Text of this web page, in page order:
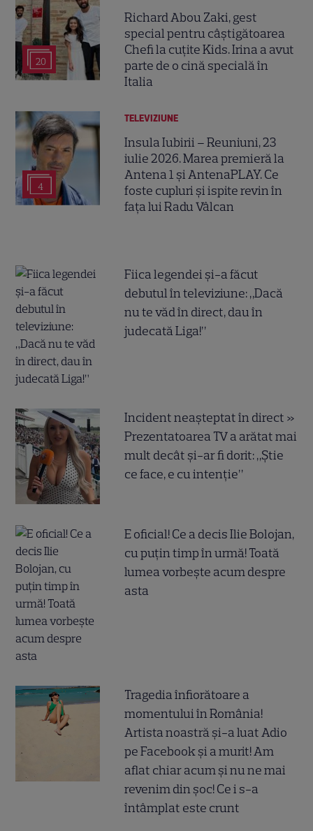
20
Richard Abou Zaki, gest
special pentru câștigătoarea
Chefi la cuțite Kids. Irina a avut
parte de o cină specială în
Italia
4
TELEVIZIUNE
Insula Iubirii – Reuniuni, 23
iulie 2026. Marea premieră la
Antena 1 și AntenaPLAY. Ce
foste cupluri și ispite revin în
fața lui Radu Vâlcan
Fiica legendei și-a făcut
debutul în televiziune: „Dacă
nu te văd în direct, dau în
judecată Liga!”
Incident neașteptat în direct »
Prezentatoarea TV a arătat mai
mult decât și-ar fi dorit: „Știe
ce face, e cu intenție”
E oficial! Ce a decis Ilie Bolojan,
cu puțin timp în urmă! Toată
lumea vorbește acum despre
asta
Tragedia înfiorătoare a
momentului în România!
Artista noastră și-a luat Adio
pe Facebook și a murit! Am
aflat chiar acum și nu ne mai
revenim din șoc! Ce i s-a
întâmplat este crunt